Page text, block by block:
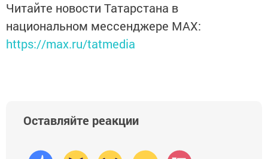
Читайте новости Татарстана в
национальном мессенджере MАХ:
https://max.ru/tatmedia
Оставляйте реакции